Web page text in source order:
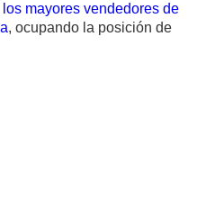
mayores vendedores de
, ocupando la posición de